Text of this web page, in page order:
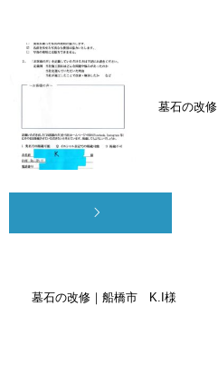
墓石の改
墓石の改修｜船橋市 K.I様